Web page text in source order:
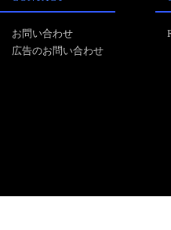
お問い合わせ
広告のお問い合わせ